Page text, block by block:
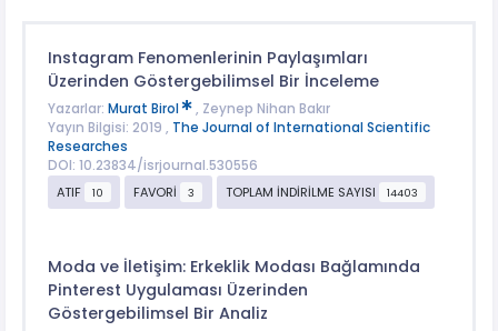
Instagram Fenomenlerinin Paylaşımları
Üzerinden Göstergebilimsel Bir İnceleme
Yazarlar: Murat Birol
, Zeynep Nihan Bakır
Yayın Bilgisi: 2019 , The Journal of International Scientific
Researches
DOI: 10.23834/isrjournal.530556
ATIF
10 FAVORİ 3 TOPLAM İNDİRİLME SAYISI 14403
Moda ve İletişim: Erkeklik Modası Bağlamında
Pinterest Uygulaması Üzerinden
Göstergebilimsel Bir Analiz